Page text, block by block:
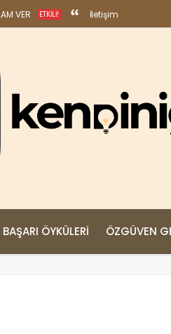
VER ETKILI! İletişim
BAŞARI ÖYKÜLERI ÖZGÜVEN